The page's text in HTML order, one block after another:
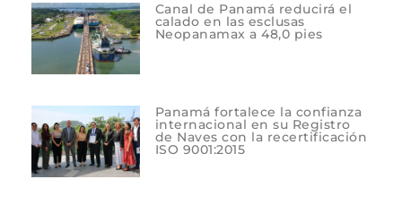
Canal de Panamá reducirá el
calado en las esclusas
Neopanamax a 48,0 pies
Panamá fortalece la confianza
internacional en su Registro
de Naves con la recertificación
ISO 9001:2015